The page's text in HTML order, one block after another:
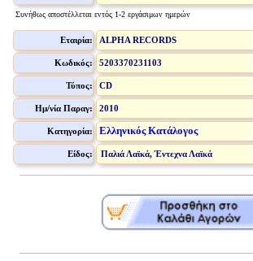
Συνήθως αποστέλλεται εντός 1-2 εργάσιμων ημερών
Εταιρία: ALPHA RECORDS
Κωδικός: 5203370231103
Τύπος: CD
Ημ/νία Παραγ: 2010
Κατηγορία: Ελληνικός Κατάλογος
Είδος: Παλιά Λαϊκά, Έντεχνα Λαϊκά